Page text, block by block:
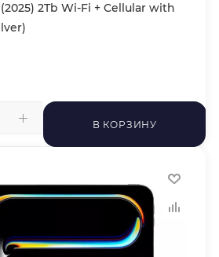
2Tb Wi-Fi + Cellular with
В КОРЗИНУ